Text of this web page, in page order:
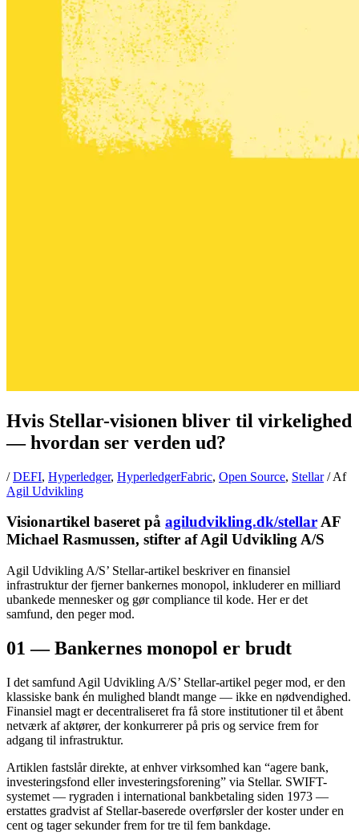
Hvis Stellar-visionen bliver til virkelighed
— hvordan ser verden ud?
/DEFI, Hyperledger, HyperledgerFabric, Open Source, Stellar/ Af
Agil Udvikling
Visionartikel baseret på agiludvikling.dk/stellarAF
Michael Rasmussen, stifter af Agil Udvikling A/S
Agil Udvikling A/S’ Stellar-artikel beskriver en finansiel
infrastruktur der fjerner bankernes monopol, inkluderer en milliard
ubankede mennesker og gør compliance til kode. Her er det
samfund, den peger mod.
01 — Bankernes monopol er brudt
I det samfund Agil Udvikling A/S’ Stellar-artikel peger mod, er den
klassiske bank én mulighed blandt mange — ikke en nødvendighed.
Finansiel magt er decentraliseret fra få store institutioner til et åbent
netværk af aktører, der konkurrerer på pris og service frem for
adgang til infrastruktur.
Artiklen fastslår direkte, at enhver virksomhed kan “agere bank,
investeringsfond eller investeringsforening” via Stellar. SWIFT-
systemet — rygraden i international bankbetaling siden 1973 —
erstattes gradvist af Stellar-baserede overførsler der koster under en
cent og tager sekunder frem for tre til fem bankdage.